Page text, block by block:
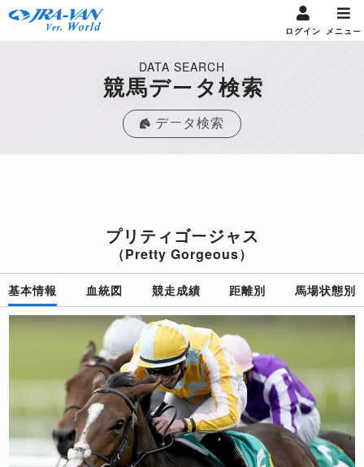
ログイン メニュー
DATA SEARCH
競馬データ検索
データ検索
プリティゴージャス
（Pretty Gorgeous）
基本情報 血統図 競走成績 距離別 馬場状態別